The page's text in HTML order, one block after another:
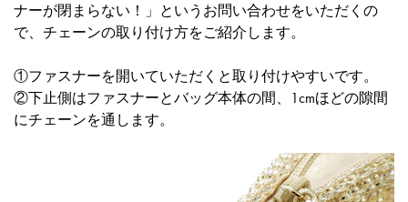
ナーが閉まらない！」というお問い合わせをいただくの
で、チェーンの取り付け方をご紹介します。
①ファスナーを開いていただくと取り付けやすいです。
②下止側はファスナーとバッグ本体の間、1cmほどの隙間
にチェーンを通します。